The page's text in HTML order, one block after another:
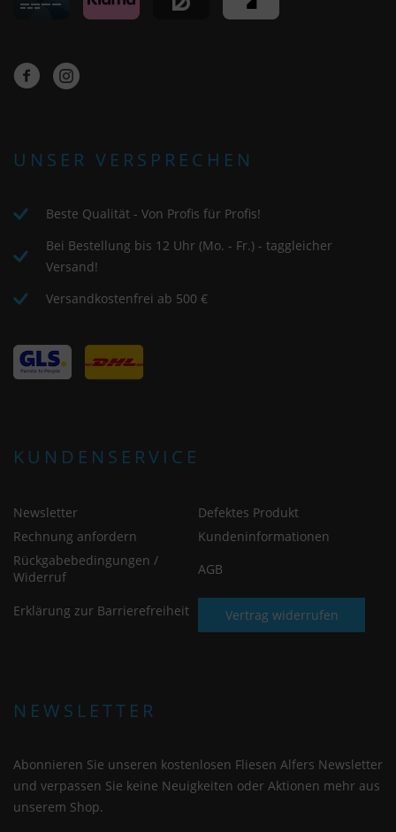
UNSER VERSPRECHEN
Beste Qualität - Von Profis für Profis!
Bei Bestellung bis 12 Uhr (Mo. - Fr.) - taggleicher
Versand!
Versandkostenfrei ab 500 €
KUNDENSERVICE
Newsletter
Defektes Produkt
Rechnung anfordern
Kundeninformationen
Rückgabebedingungen /
Widerruf
AGB
Erklärung zur Barrierefreiheit Vertrag widerrufen
NEWSLETTER
Abonnieren Sie unseren kostenlosen Fliesen Alfers Newsletter
und verpassen Sie keine Neuigkeiten oder Aktionen mehr aus
unserem Shop.